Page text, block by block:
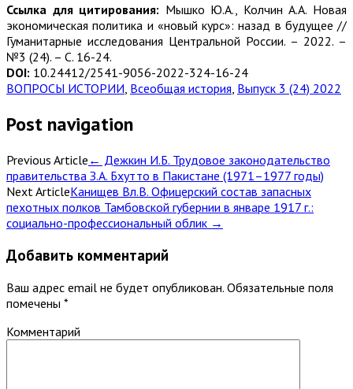
Ссылка для цитирования: Мышко Ю.А., Колчин А.А. Новая
экономическая политика и «новый курс»: назад в будущее //
Гуманитарные исследования Центральной России. – 2022. –
№3 (24). – С. 16-24.
DOI: 10.24412/2541-9056-2022-324-16-24
ВОПРОСЫ ИСТОРИИ, Всеобщая история, Выпуск 3 (24) 2022
Post navigation
Previous Article ← Дежкин И.Б. Трудовое законодательство
правительства З.А. Бхутто в Пакистане (1971–1977 годы)
Next ArticleКанищев Вл.В. Офицерский состав запасных
пехотных полков Тамбовской губернии в январе 1917 г.:
социально-профессиональный облик →
Добавить комментарий
Ваш адрес email не будет опубликован. Обязательные поля
помечены *
Комментарий